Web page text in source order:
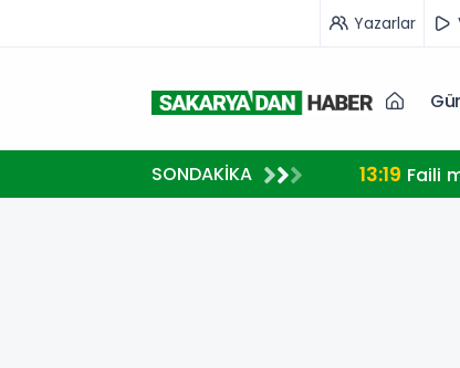
Yazarlar
SONDAKİKA 13:19 Faili